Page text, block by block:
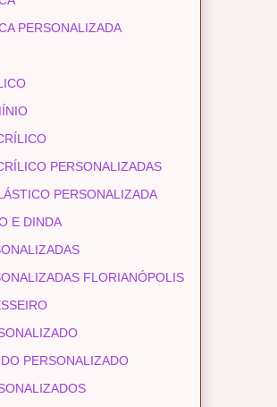
PERSONALIZADA
PERSONALIZADAS
PERSONALIZADA
E DINDA
FLORIANÓPOLIS
PERSONALIZADO